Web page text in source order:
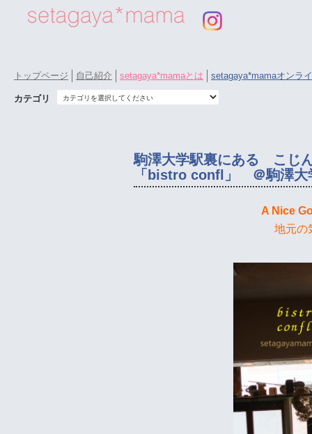
トップページ 自己紹介 setagaya*mamaとは setagaya*mamaオンラ
カテゴリ
駒澤大学駅裏にある こじ
「bistro confl」 ＠駒澤大
A Nice
地元の